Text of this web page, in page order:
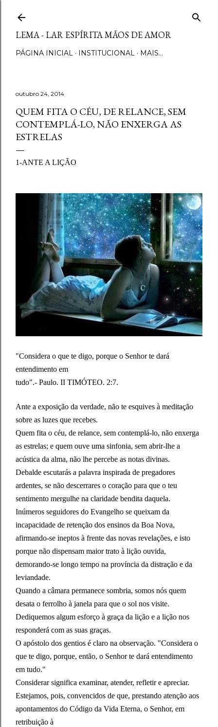
LEMA - LAR ESPÍRITA MÃOS DE AMOR
PÁGINA INICIAL INSTITUCIONAL MAIS…
outubro 24, 2014
QUEM FITA O CÉU, DE RELANCE, SEM
CONTEMPLÁ-LO, NÃO ENXERGA AS
ESTRELAS
1-ANTE A LIÇÃO
"Considera o que te digo, porque o Senhor te dará
entendimento em
tudo".- Paulo. II TIMÓTEO. 2:7.
Ante a exposição da verdade, não te esquives à meditação
sobre as luzes que recebes.
Quem fita o céu, de relance, sem contemplá-lo, não enxerga
as estrelas; e quem ouve uma sinfonia, sem abrir-lhe a
acústica da alma, não lhe percebe as notas divinas.
Debalde escutarás a palavra inspirada de pregadores
ardentes, se não descerrares o coração para que o teu
sentimento mergulhe na claridade bendita daquela.
Inúmeros seguidores do Evangelho se queixam da
incapacidade de retenção dos ensinos da Boa Nova,
afirmando-se ineptos à frente das novas revelações, e isto
porque não dispensam maior trato à lição ouvida,
demorando-se longo tempo na província da distração e da
leviandade.
Quando a câmara permanece sombria, somos nós quem
desata o ferrolho à janela para que o sol nos visite.
Dediquemos algum esforço à graça da lição e a lição nos
responderá com as suas graças.
O apóstolo dos gentios é claro na observação. "Considera o
que te digo, porque, então, o Senhor te dará entendimento
em tudo."
Considerar significa examinar, atender, refletir e apreciar.
Estejamos, pois, convencidos de que, prestando atenção aos
apontamentos do Código da Vida Eterna, o Senhor, em
retribuição à